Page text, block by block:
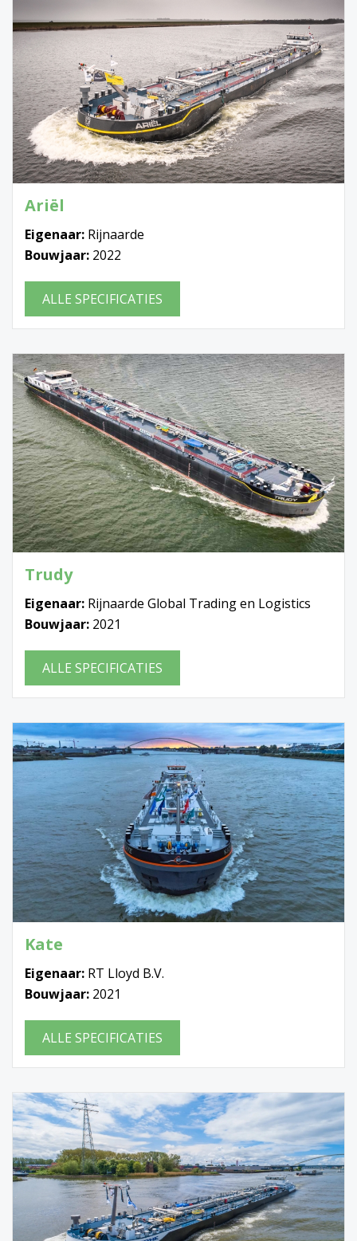
Ariël
Eigenaar: Rijnaarde
Bouwjaar: 2022
ALLE SPECIFICATIES
Trudy
Eigenaar: Rijnaarde Global Trading en Logistics
Bouwjaar: 2021
ALLE SPECIFICATIES
Kate
Eigenaar: RT Lloyd B.V.
Bouwjaar: 2021
ALLE SPECIFICATIES